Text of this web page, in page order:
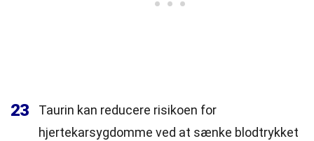
23
Taurin kan reducere risikoen for
hjertekarsygdomme ved at sænke blodtrykket